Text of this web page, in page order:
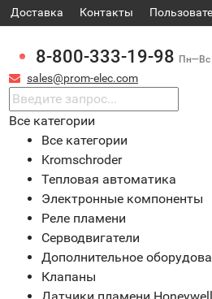
Доставка Контакты
8-800-333-19-98 Пн—Вс
sales@prom-elec.com
Все категории
Все категории
Kromschroder
Тепловая автоматика
Электронные компоненты
Реле пламени
Серводвигатели
Дополнительное
Клапаны